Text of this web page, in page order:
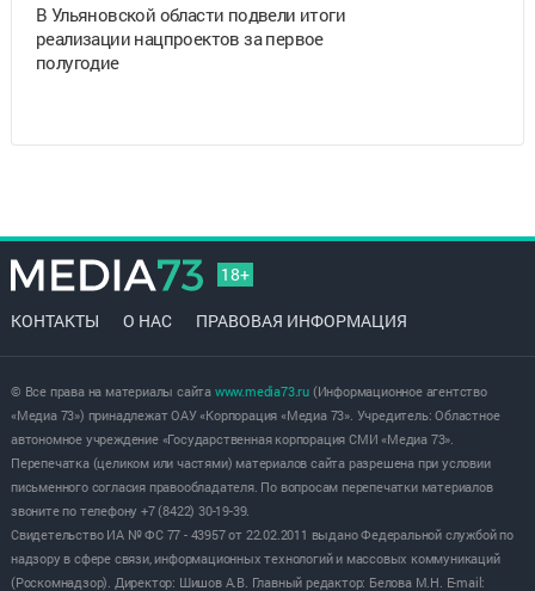
В Ульяновской области подвели итоги
реализации нацпроектов за первое
полугодие
18+
КОНТАКТЫ О НАС ПРАВОВАЯ ИНФОРМАЦИЯ
© Все права на материалы сайта www.media73.ru(Информационное агентство
«Медиа 73») принадлежат ОАУ «Корпорация «Медиа 73». Учредитель: Областное
автономное учреждение «Государственная корпорация СМИ «Медиа 73».
Перепечатка (целиком или частями) материалов сайта разрешена при условии
письменного согласия правообладателя. По вопросам перепечатки материалов
звоните по телефону +7 (8422) 30-19-39.
Свидетельство ИА № ФС 77 - 43957 от 22.02.2011 выдано Федеральной службой по
надзору в сфере связи, информационных технологий и массовых коммуникаций
(Роскомнадзор). Директор: Шишов А.В. Главный редактор: Белова М.Н. E-mail: